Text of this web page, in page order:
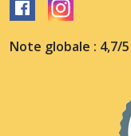
Note globale : 4,7/5